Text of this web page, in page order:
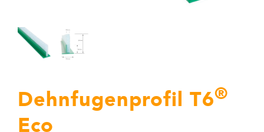
Dehnfugenprofil T6®
Eco